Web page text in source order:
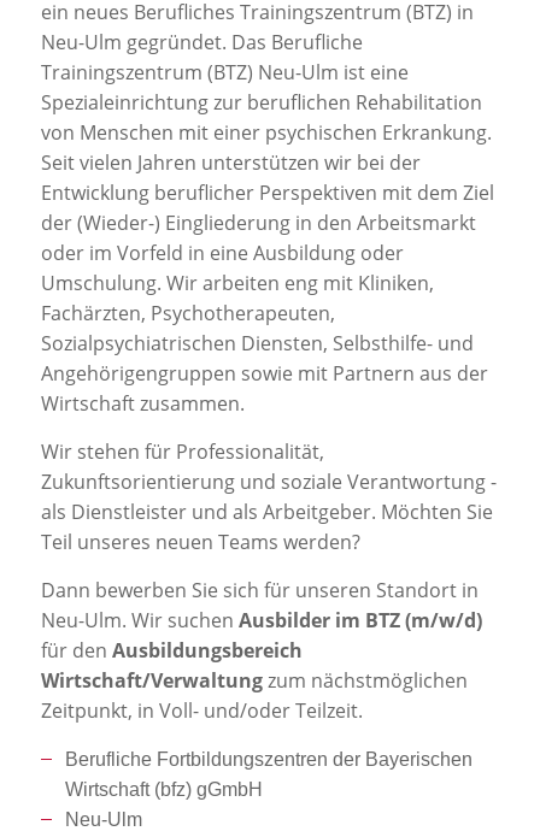
News Archiv
ein neues Berufliches Trainingszentrum (BTZ) in
Neu-Ulm gegründet. Das Berufliche
Trainingszentrum (BTZ) Neu-Ulm ist eine
Spezialeinrichtung zur beruflichen Rehabilitation
von Menschen mit einer psychischen Erkrankung.
Seit vielen Jahren unterstützen wir bei der
Entwicklung beruflicher Perspektiven mit dem Ziel
der (Wieder-) Eingliederung in den Arbeitsmarkt
oder im Vorfeld in eine Ausbildung oder
Umschulung. Wir arbeiten eng mit Kliniken,
Fachärzten, Psychotherapeuten,
Sozialpsychiatrischen Diensten, Selbsthilfe- und
Angehörigengruppen sowie mit Partnern aus der
Wirtschaft zusammen.
Wir stehen für Professionalität,
Zukunftsorientierung und soziale Verantwortung -
als Dienstleister und als Arbeitgeber. Möchten Sie
Teil unseres neuen Teams werden?
Dann bewerben Sie sich für unseren Standort in
Neu-Ulm. Wir suchen Ausbilder im BTZ (m/w/d)
für den Ausbildungsbereich
Wirtschaft/Verwaltungzum nächstmöglichen
Zeitpunkt, in Voll- und/oder Teilzeit.
Berufliche Fortbildungszentren der Bayerischen
Wirtschaft (bfz) gGmbH
Neu-Ulm